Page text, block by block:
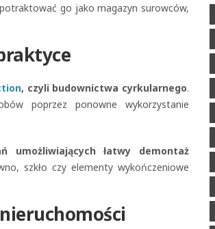
go jako magazyn surowców,
, czyli budownictwa cyrkularnego.
poprzez ponowne wykorzystanie
umożliwiających łatwy demontaż
szkło czy elementy wykończeniowe